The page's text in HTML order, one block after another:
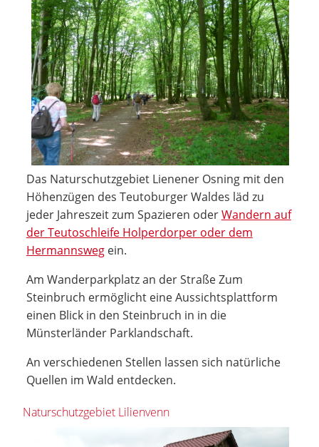
Das Naturschutzgebiet Lienener Osning mit den
Höhenzügen des Teutoburger Waldes läd zu
jeder Jahreszeit zum Spazieren oderWandern auf
der Teutoschleife Holperdorper oder dem
Hermannswegein.
Am Wanderparkplatz an der Straße Zum
Steinbruch ermöglicht eine Aussichtsplattform
einen Blick in den Steinbruch in in die
Münsterländer Parklandschaft.
An verschiedenen Stellen lassen sich natürliche
Quellen im Wald entdecken.
Naturschutzgebiet Lilienvenn